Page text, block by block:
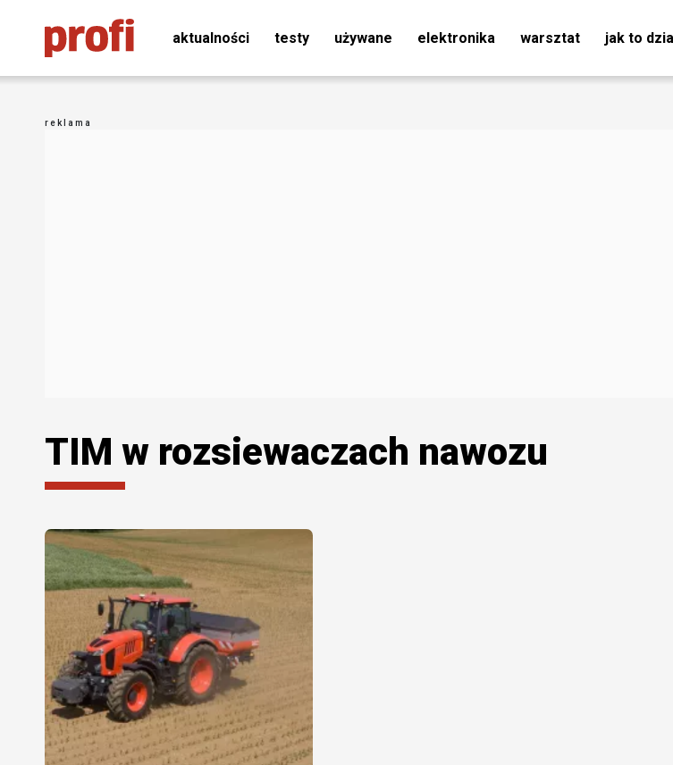
aktualności testy używane elektronika warsztat jak to
TIM w rozsiewaczach nawozu